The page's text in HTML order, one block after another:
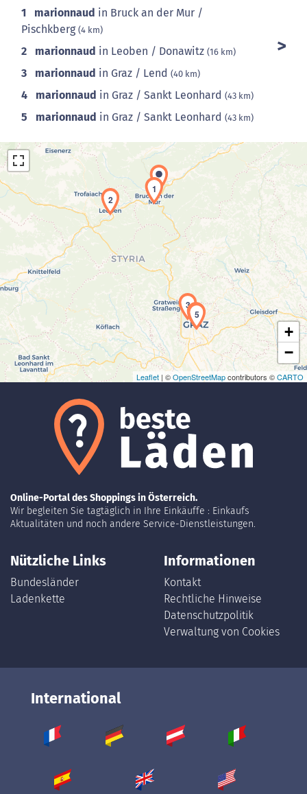
1 marionnaud in Bruck an der Mur /
Pischkberg (4 km)
2 marionnaud in Leoben / Donawitz (16 km)
3 marionnaud in Graz / Lend (40 km)
4 marionnaud in Graz / Sankt Leonhard (43 km)
5 marionnaud in Graz / Sankt Leonhard (43 km)
Laden der Karte...
1
2
3
4
5
+
−
Leaflet | ©OpenStreetMapcontributors ©CARTO
Online-Portal des Shoppings in Österreich.
Wir begleiten Sie tagtäglich in Ihre Einkäuffe : Einkaufs
Aktualitäten und noch andere Service-Dienstleistungen.
Nützliche Links
Bundesländer
Ladenkette
Informationen
Kontakt
Rechtliche Hinweise
Datenschutzpolitik
Verwaltung von Cookies
International